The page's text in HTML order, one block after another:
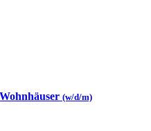
(w/d/m)